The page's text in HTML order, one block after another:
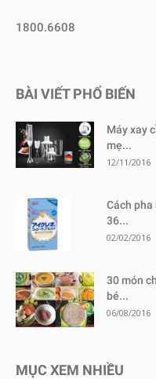
1800.6608
BÀI VIẾT PHỔ BIẾN
Máy xay
mẹ...
12/11/2016
Cách
36...
02/02/2016
30 món
bé...
06/08/2016
MỤC XEM NHIỀU